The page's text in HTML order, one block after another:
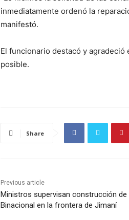
inmediatamente ordenó la
manifestó.
El funcionario destacó y agradeció
posible.
Share
Previous article
Ministros supervisan construcción de
Binacional en la frontera de Jimaní